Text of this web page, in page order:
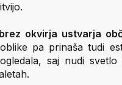
okvirja ustvarja
pa prinaša tudi
saj nudi svetlo